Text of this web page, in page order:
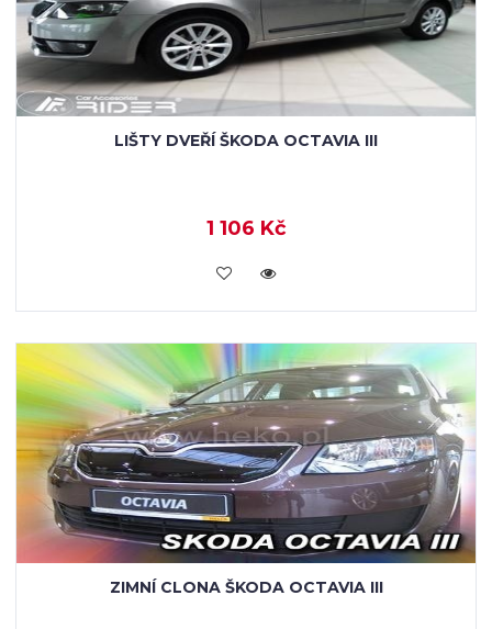
LIŠTY DVEŘÍ ŠKODA OCTAVIA III
1 106 Kč
KOUPIT
ZIMNÍ CLONA ŠKODA OCTAVIA III